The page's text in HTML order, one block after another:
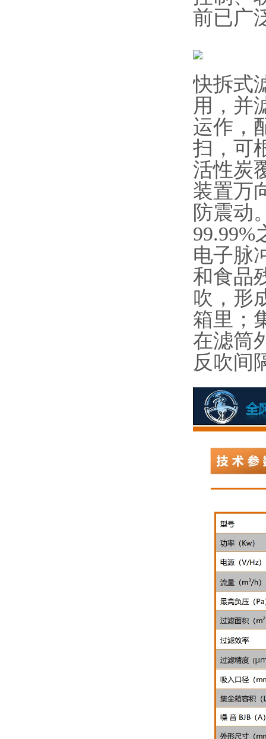
前已广
快拆式
用，并
运作，
扫，可
活性炭
装置万
防震动
99.99%
电子脉
和食品
吹，形
箱里；
在滤筒
反吹间